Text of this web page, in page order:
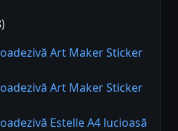
Art Maker Sticker
Art Maker Sticker
Estelle A4 lucioasă